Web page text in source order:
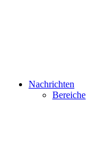
Nachrichten
Bereiche